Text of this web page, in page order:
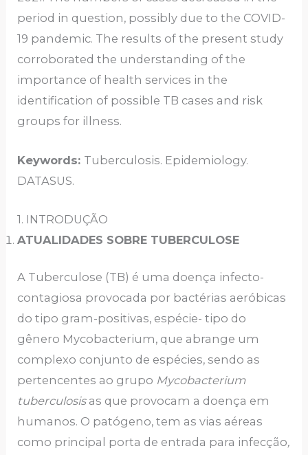
period in question, possibly due to the COVID-
19 pandemic. The results of the present study
corroborated the understanding of the
importance of health services in the
identification of possible TB cases and risk
groups for illness.
Keywords: Tuberculosis. Epidemiology.
DATASUS.
1. INTRODUÇÃO
ATUALIDADES SOBRE TUBERCULOSE
A Tuberculose (TB) é uma doença infecto-
contagiosa provocada por bactérias aeróbicas
do tipo gram-positivas, espécie- tipo do
gênero Mycobacterium, que abrange um
complexo conjunto de espécies, sendo as
pertencentes ao grupo Mycobacterium
tuberculosis as que provocam a doença em
humanos. O patógeno, tem as vias aéreas
como principal porta de entrada para infecção,